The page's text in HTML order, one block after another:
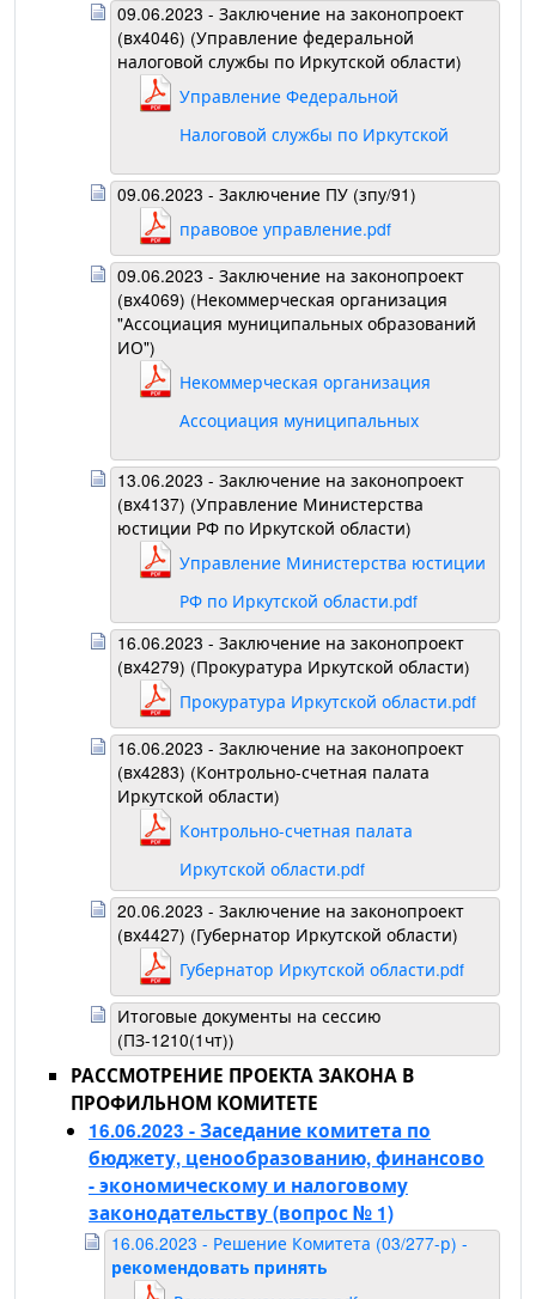
09.06.2023 - Заключение на законопроект
(вх4046) (Управление федеральной
налоговой службы по Иркутской области)
Управление Федеральной
Налоговой службы по Иркутской
области.pdf
09.06.2023 - Заключение ПУ (зпу/91)
правовое управление.pdf
09.06.2023 - Заключение на законопроект
(вх4069) (Некоммерческая организация
"Ассоциация муниципальных образований
ИО")
Некоммерческая организация
Ассоциация муниципальных
образований ИО.pdf
13.06.2023 - Заключение на законопроект
(вх4137) (Управление Министерства
юстиции РФ по Иркутской области)
Управление Министерства юстиции
РФ по Иркутской области.pdf
16.06.2023 - Заключение на законопроект
(вх4279) (Прокуратура Иркутской области)
Прокуратура Иркутской области.pdf
16.06.2023 - Заключение на законопроект
(вх4283) (Контрольно-счетная палата
Иркутской области)
Контрольно-счетная палата
Иркутской области.pdf
20.06.2023 - Заключение на законопроект
(вх4427) (Губернатор Иркутской области)
Губернатор Иркутской области.pdf
Итоговые документы на сессию
(ПЗ-1210(1чт))
РАССМОТРЕНИЕ ПРОЕКТА ЗАКОНА В
ПРОФИЛЬНОМ КОМИТЕТЕ
16.06.2023 - Заседание комитета по
бюджету, ценообразованию, финансово
- экономическому и налоговому
законодательству(вопрос № 1)
16.06.2023 - Решение Комитета (03/277-р) -
рекомендовать принять